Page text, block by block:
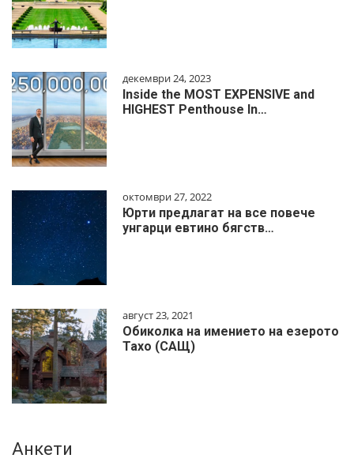
декември 24, 2023
Inside the MOST EXPENSIVE and
HIGHEST Penthouse In…
октомври 27, 2022
Юрти предлагат на все повече
унгарци евтино бягств…
август 23, 2021
Обиколка на имението на езерото
Тахо (САЩ)
Анкети